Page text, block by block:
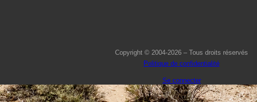
Copyright © 2004-2026 – Tous droits réservés
Politique de confidentialité
Se connecter